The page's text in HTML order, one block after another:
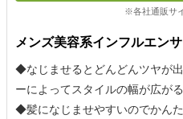
※各社通販サ
メンズ美容系インフルエン
◆なじませるとどんどんツヤが
ーによってスタイルの幅が広がる
◆髪になじませやすいのでかん